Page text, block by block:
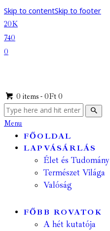
Skip to contentSkip to footer
20K
740
0
0 items - 0Ft 0
Menu
FŐOLDAL
LAPVÁSÁRLÁS
Élet és Tudomány
Természet Világa
Valóság
FŐBB ROVATOK
A hét kutatója